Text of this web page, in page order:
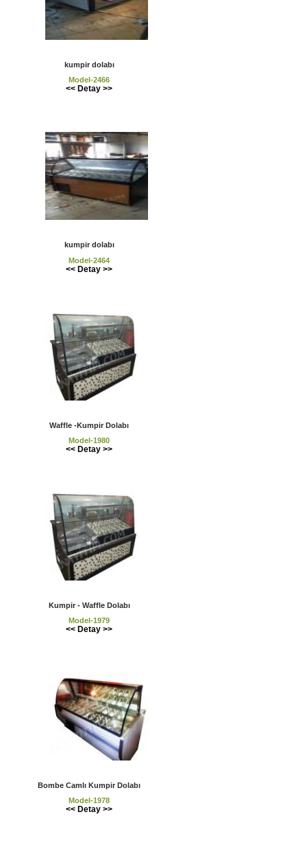
kumpir dolabı
Model-2466
<< Detay >>
kumpir dolabı
Model-2464
<< Detay >>
Waffle -Kumpir Dolabı
Model-1980
<< Detay >>
Kumpir - Waffle Dolabı
Model-1979
<< Detay >>
Bombe Camlı Kumpir Dolabı
Model-1978
<< Detay >>